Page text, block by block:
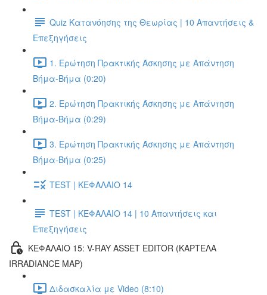
Quiz Κατανόησης της Θεωρίας | 10 Απαντήσεις &
Επεξηγήσεις
1. Ερώτηση Πρακτικής Άσκησης με Απάντηση
Βήμα-Βήμα (0:20)
2. Ερώτηση Πρακτικής Άσκησης με Απάντηση
Βήμα-Βήμα (0:29)
3. Ερώτηση Πρακτικής Άσκησης με Απάντηση
Βήμα-Βήμα (0:25)
TEST | ΚΕΦΑΛΑΙΟ 14
TEST | ΚΕΦΑΛΑΙΟ 14 | 10 Απαντήσεις και
Επεξηγήσεις
ΚΕΦΑΛΑΙΟ 15: V-RAY ASSET EDITOR (ΚΑΡΤΕΛΑ
IRRADIANCE MAP)
Διδασκαλία με Video (8:10)